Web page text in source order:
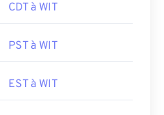
CDT à WIT
PST à WIT
EST à WIT